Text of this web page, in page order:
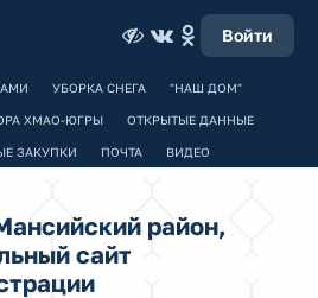
Войти
УБОРКА СНЕГА "НАШ ДОМ"
ХМАО-ЮГРЫ ОТКРЫТЫЕ ДАННЫЕ
ЗАКУПКИ ПОЧТА ВИДЕО
район,
сайт